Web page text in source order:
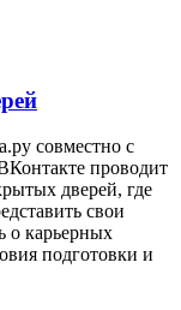
совместно с
проводит
дверей, где
свои
о карьерных
подготовки и